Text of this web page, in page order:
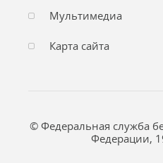
Мультимедиа
Карта сайта
© Федеральная служба
Федерации,